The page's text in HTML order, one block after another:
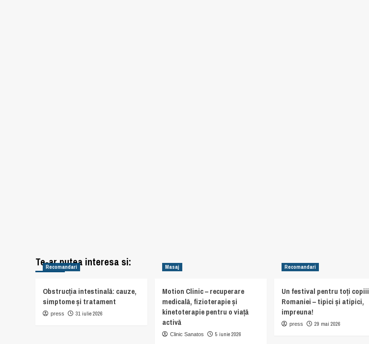
Te-ar putea interesa si:
Recomandari
Obstrucția intestinală: cauze,
simptome și tratament
press 31 iulie 2026
Masaj
Motion Clinic – recuperare
medicală, fizioterapie și
kinetoterapie pentru o viață
activă
Clinic Sanatos 5 iunie 2026
Recomandari
Un festival pentru toți copiii
Romaniei – tipici și atipici,
impreuna!
press 29 mai 2026